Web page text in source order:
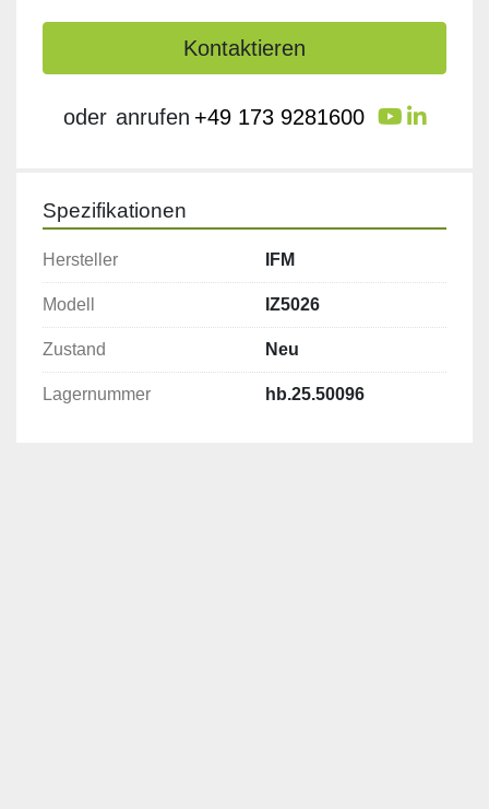
Kontaktieren
oder anrufen +49 173 9281600 youtube
Spezifikationen
Hersteller IFM
Modell IZ5026
Zustand Neu
Lagernummer hb.25.50096